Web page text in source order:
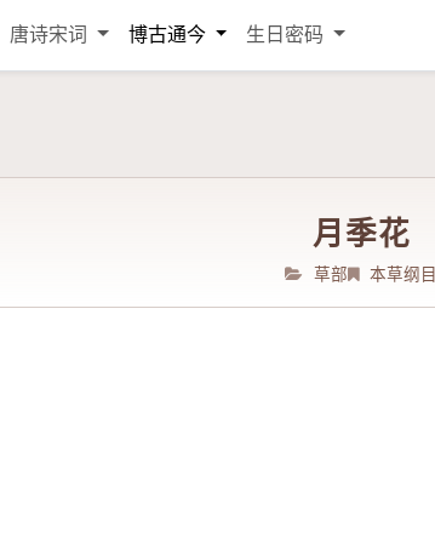
唐诗宋词 博古通今 生日密码
月季花
草部 本草纲目